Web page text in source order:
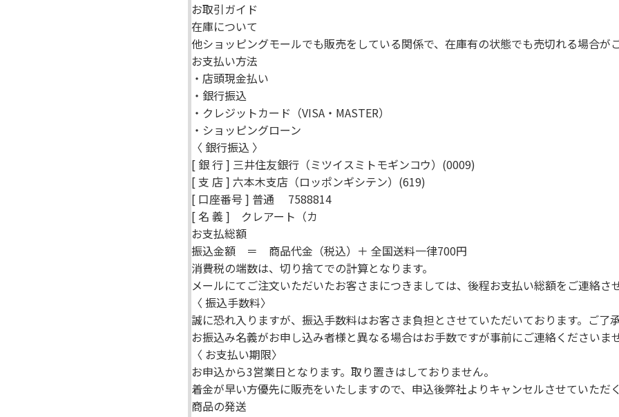
お取引ガイド
在庫について
他ショッピングモールでも販売をしている関係で、在庫有の状態でも売切れる場合がご
お支払い方法
・店頭現金払い
・銀行振込
・クレジットカード（VISA・MASTER）
・ショッピングローン
〈 銀行振込 〉
[ 銀 行 ] 三井住友銀行（ミツイスミトモギンコウ）(0009)
[ 支 店 ] 六本木支店（ロッポンギシテン）(619)
[ 口座番号 ] 普通 7588814
[ 名 義 ] クレアート（カ
お支払総額
振込金額 ＝ 商品代金（税込）＋ 全国送料一律700円
消費税の端数は、切り捨てでの計算となります。
メールにてご注文いただいたお客さまにつきましては、後程お支払い総額をご連絡さ
〈 振込手数料〉
誠に恐れ入りますが、振込手数料はお客さま負担とさせていただいております。ご了
お振込み名義がお申し込み者様と異なる場合はお手数ですが事前にご連絡くださいませ
〈 お支払い期限〉
お申込から3営業日となります。取り置きはしておりません。
着金が早い方優先に販売をいたしますので、申込後弊社よりキャンセルさせていただ
商品の発送